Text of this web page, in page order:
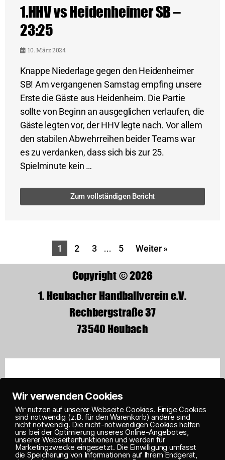
1.HHV vs Heidenheimer SB –
23:25
10. März 2024
Knappe Niederlage gegen den Heidenheimer
SB! Am vergangenen Samstag empfing unsere
Erste die Gäste aus Heidenheim. Die Partie
sollte von Beginn an ausgeglichen verlaufen, die
Gäste legten vor, der HHV legte nach. Vor allem
den stabilen Abwehrreihen beider Teams war
es zu verdanken, dass sich bis zur 25.
Spielminute kein …
Zum vollständigen Bericht
1 2 3 … 5 Weiter »
Copyright © 2026
1. Heubacher Handballverein e.V.
Rechbergstraße 37
73540 Heubach
Wir verwenden Cookies
Wir nutzen auf unserer Webseite Cookies. Einige Cookies
sind notwendig (z.B. für den Warenkorb) andere sind
nicht notwendig. Die nicht-notwendigen Cookies helfen
uns bei der Optimierung unseres Online-Angebotes,
unserer Webseitenfunktionen und werden für
Marketingzwecke eingesetzt. Die Einwilligung umfasst
die Speicherung von Informationen auf Ihrem Endgerät,